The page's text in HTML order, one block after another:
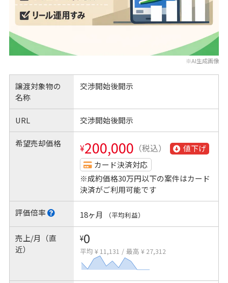
※AI生成画像
譲渡対象物の
名称
交渉開始後開示
URL 交渉開始後開示
希望売却価格 ¥200,000 （税込）
値下げ
カード決済対応
※成約価格30万円以下の案件はカード
決済がご利用可能です
評価倍率 18ヶ月 （平均利益）
売上/月（直
近）
¥0
平均 ¥ 11,131 / 最高 ¥ 27,312